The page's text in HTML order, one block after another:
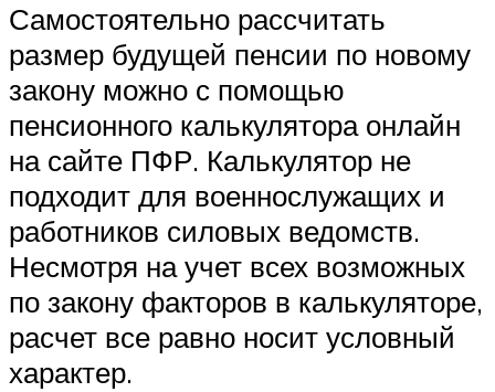
Самостоятельно рассчитать
размер будущей пенсии по новому
закону можно с помощью
пенсионного калькулятора онлайн
на сайте ПФР. Калькулятор не
подходит для военнослужащих и
работников силовых ведомств.
Несмотря на учет всех возможных
по закону факторов в калькуляторе,
расчет все равно носит условный
характер.